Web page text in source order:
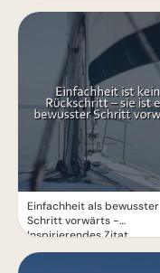
Einfachheit als bewusster
Schritt vorwärts -
Inspirierendes Zitat